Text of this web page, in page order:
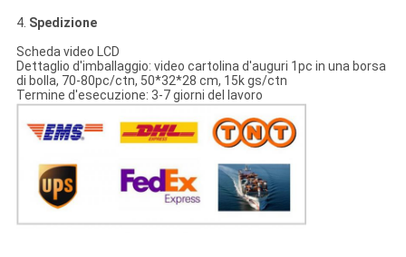
4. Spedizione
Scheda video LCD
Dettaglio d'imballaggio: video cartolina d'auguri 1pc in una borsa
di bolla, 70-80pc/ctn, 50*32*28 cm, 15k gs/ctn
Termine d'esecuzione: 3-7 giorni del lavoro